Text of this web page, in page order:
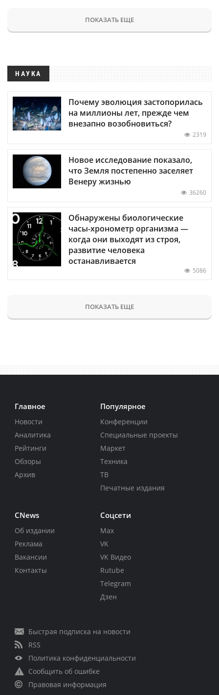
ПОКАЗАТЬ ЕЩЕ
НАУКА
Почему эволюция застопорилась
на миллионы лет, прежде чем
внезапно возобновиться?
2319
Новое исследование показало,
что Земля постепенно заселяет
Венеру жизнью
36260
Обнаружены биологические
часы-хронометр организма —
когда они выходят из строя,
развитие человека
останавливается
5086
ПОКАЗАТЬ ЕЩЕ
Главное
Новости
Аналитика
Рейтинги
Обзоры
Архив
Популярное
Конференции
Специальные проекты
Маркет
Техника
ТВ
Печатные издания
CNews
Об издании
Реклама
Вакансии
Контакты
Соцсети
Max
VK
VK Видео
Rutube
Telegram
Дзен
Быстрая подписка на новости
RSS
Политика конфиденциальности
Сообщить об ошибке
Правовая информация